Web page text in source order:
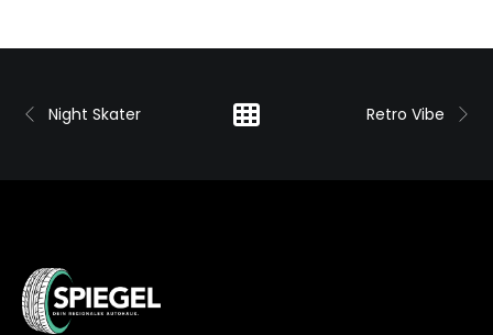
Night Skater Retro Vibe